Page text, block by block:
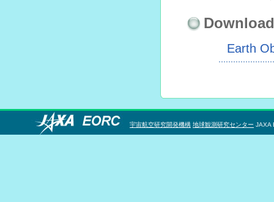
Download
Earth
宇宙航空研究開発機構 地球観測研究センター JAXA